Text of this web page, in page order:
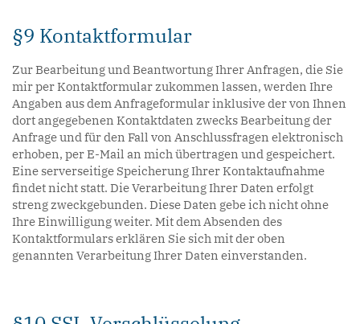
§9 Kontaktformular
Zur Bearbeitung und Beantwortung Ihrer Anfragen, die Sie
mir per Kontaktformular zukommen lassen, werden Ihre
Angaben aus dem Anfrageformular inklusive der von Ihnen
dort angegebenen Kontaktdaten zwecks Bearbeitung der
Anfrage und für den Fall von Anschlussfragen elektronisch
erhoben, per E-Mail an mich übertragen und gespeichert.
Eine serverseitige Speicherung Ihrer Kontaktaufnahme
findet nicht statt. Die Verarbeitung Ihrer Daten erfolgt
streng zweckgebunden. Diese Daten gebe ich nicht ohne
Ihre Einwilligung weiter. Mit dem Absenden des
Kontaktformulars erklären Sie sich mit der oben
genannten Verarbeitung Ihrer Daten einverstanden.